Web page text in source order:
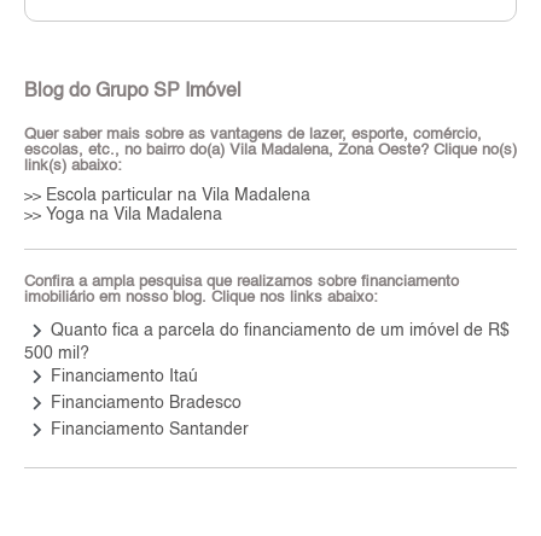
Blog do Grupo SP Imóvel
Quer saber mais sobre as vantagens de lazer, esporte, comércio,
escolas, etc., no bairro do(a) Vila Madalena, Zona Oeste? Clique no(s)
link(s) abaixo:
>> Escola particular na Vila Madalena
>> Yoga na Vila Madalena
Confira a ampla pesquisa que realizamos sobre financiamento
imobiliário em nosso blog. Clique nos links abaixo:
keyboard_arrow_right Quanto fica a parcela do financiamento de um imóvel de R$
500 mil?
keyboard_arrow_right Financiamento Itaú
keyboard_arrow_right Financiamento Bradesco
keyboard_arrow_right Financiamento Santander